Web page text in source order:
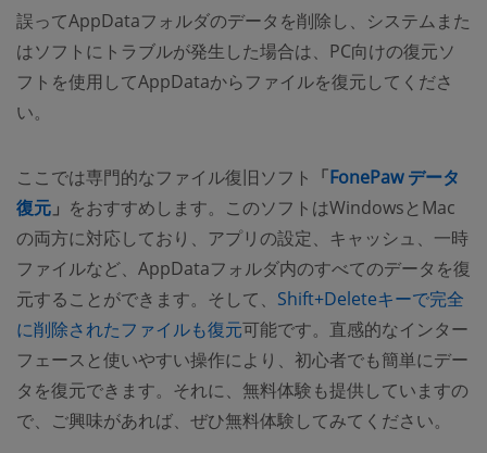
誤ってAppDataフォルダのデータを削除し、システムまた
はソフトにトラブルが発生した場合は、PC向けの復元ソ
フトを使用してAppDataからファイルを復元してくださ
い。
ここでは専門的なファイル復旧ソフト 「FonePaw データ
復元 」 をおすすめします。このソフトはWindowsとMac
の両方に対応しており、アプリの設定、キャッシュ、一時
ファイルなど、AppDataフォルダ内のすべてのデータを復
元することができます。そして、 Shift+Deleteキーで完全
に削除されたファイルも復元可能です。直感的なインター
フェースと使いやすい操作により、初心者でも簡単にデー
タを復元できます。それに、無料体験も提供していますの
で、ご興味があれば、ぜひ無料体験してみてください。